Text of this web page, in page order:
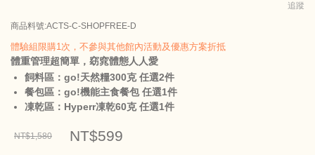
追蹤
商品料號:ACTS-C-SHOPFREE-D
體驗組限購1次，不參與其他館內活動及優惠方案折抵
體重管理超簡單，窈窕體態人人愛
飼料區：go!天然糧300克 任選2件
餐包區：go!機能主食餐包 任選1件
凍乾區：Hyperr凍乾60克 任選1件
NT$1,580 NT$599